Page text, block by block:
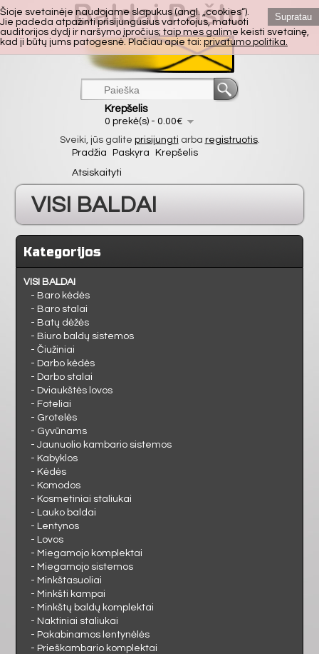
Krepšelis
0 prekė(s) - 0.00€
Sveiki, jūs galite prisijungti arba registruotis.
Pradžia
Paskyra
Krepšelis
Atsiskaityti
VISI BALDAI
VIRTUVĖ
SVETAINĖ
MIEGAMASIS
VAIKAMS
PRIEŠKAMBARIS
BIURAS
VONIA
Kategorijos
VISI BALDAI
- Baro kėdės
- Baro stalai
- Batų dėžės
- Biuro baldų sistemos
- Čiužiniai
- Darbo kėdės
- Darbo stalai
- Dviaukštės lovos
- Foteliai
- Grotelės
- Gyvūnams
- Jaunuolio kambario sistemos
- Kabyklos
- Kėdės
- Komodos
- Kosmetiniai staliukai
- Lauko baldai
- Lentynos
- Lovos
- Miegamojo komplektai
- Miegamojo sistemos
- Minkštasuoliai
- Minkšti kampai
- Minkštų baldų komplektai
- Naktiniai staliukai
- Pakabinamos lentynėlės
- Prieškambario komplektai
Supratau
Šioje svetainėje naudojame slapukus (angl. „cookies“).
Jie padeda atpažinti prisijungusius vartotojus, matuoti
auditorijos dydį ir naršymo įpročius; taip mes galime keisti svetainę,
kad ji būtų jums patogesnė. Plačiau apie tai: privatumo politika.